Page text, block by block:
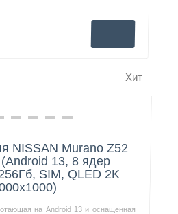
Хит
дешевле?
NISSAN Murano Z52
13, 8 ядер
SIM, QLED 2K
на Android 13 и оснащенная